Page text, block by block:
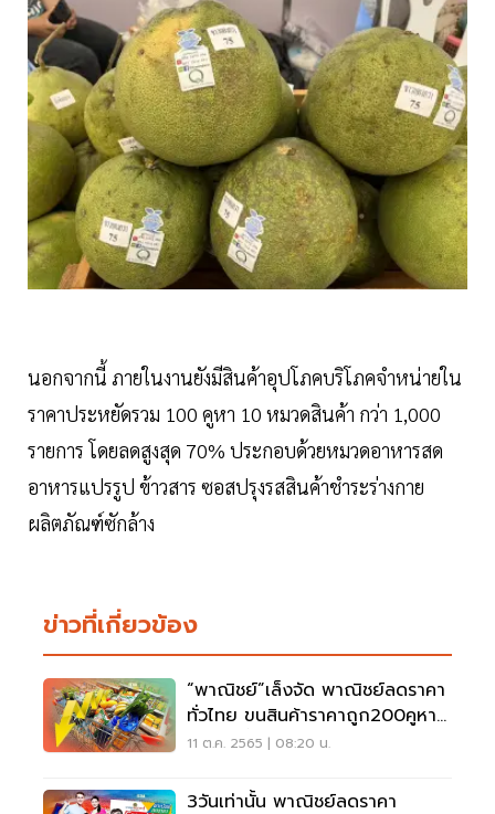
นอกจากนี้ ภายในงานยังมีสินค้าอุปโภคบริโภคจำหน่ายใน
ราคาประหยัดรวม 100 คูหา 10 หมวดสินค้า กว่า 1,000
รายการ โดยลดสูงสุด 70% ประกอบด้วยหมวดอาหารสด
อาหารแปรรูป ข้าวสาร ซอสปรุงรสสินค้าชำระร่างกาย
ผลิตภัณฑ์ซักล้าง
ข่าวที่เกี่ยวข้อง
“พาณิชย์”เล็งจัด พาณิชย์ลดราคา
ทั่วไทย ขนสินค้าราคาถูก200คูหา
เริ่มต.ค.นี้
11 ต.ค. 2565 | 08:20 น.
3วันเท่านั้น พาณิชย์ลดราคา